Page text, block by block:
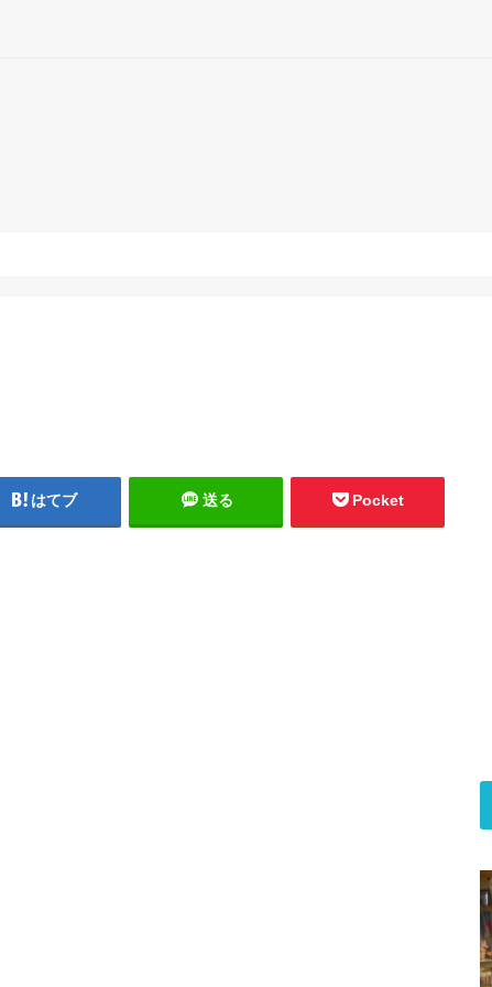
はてブ 送る Pocket